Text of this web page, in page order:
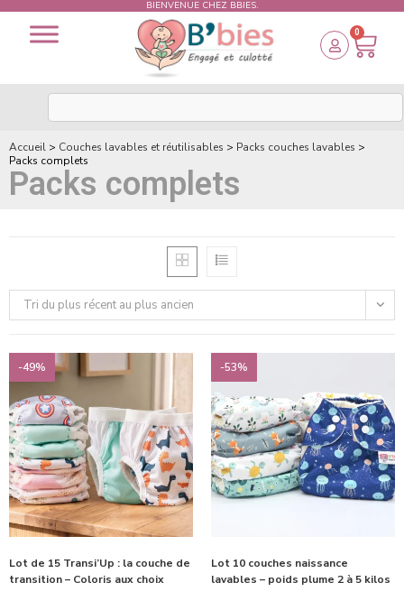
BIENVENUE CHEZ BBIES.
0
Accueil > Couches lavables et réutilisables > Packs couches lavables >
Packs complets
Packs complets
Tri du plus récent au plus ancien
-49%
Lot de 15 Transi’Up : la couche de
transition – Coloris aux choix
-53%
Lot 10 couches naissance
lavables – poids plume 2 à 5 kilos